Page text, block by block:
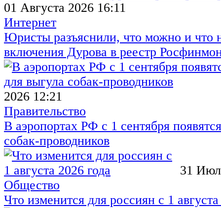
01 Августа 2026 16:11
Интернет
Юристы разъяснили, что можно и что
включения Дурова в реестр
2026 12:21
Правительство
В аэропортах РФ с 1 сентября
собак-проводников
31
Общество
Что изменится для россиян с 1